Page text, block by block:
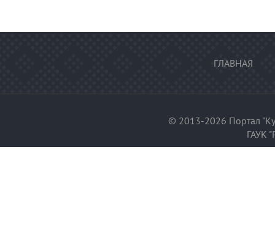
ГЛАВНАЯ
© 2013-2026 Портал
ГАУК